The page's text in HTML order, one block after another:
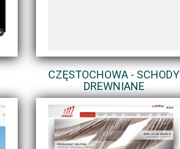
CZĘSTOCHOWA - SCHODY
DREWNIANE